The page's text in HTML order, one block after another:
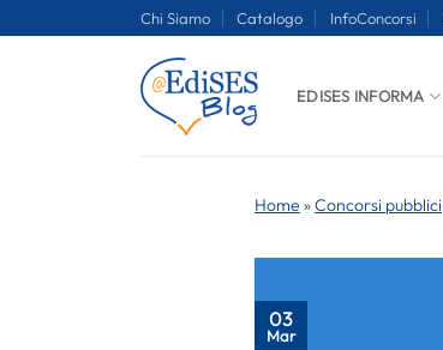
Chi Siamo Catalogo InfoConcorsi
EDISES INFORMA
Home »Concorsi pubblici
03
Mar